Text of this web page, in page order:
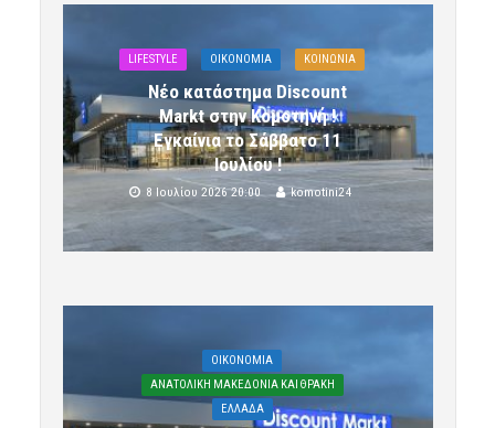
LIFESTYLE OIKONOMIA ΚΟΙΝΩΝΙΑ
Νέο κατάστημα Discount
Markt στην Κομοτηνή !
Εγκαίνια το Σάββατο 11
Ιουλίου !
8 Ιουλίου 2026 20:00 komotini24
OIKONOMIA
ΑΝΑΤΟΛΙΚΗ ΜΑΚΕΔΟΝΙΑ ΚΑΙ ΘΡΑΚΗ
ΕΛΛΑΔΑ